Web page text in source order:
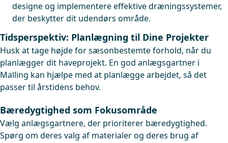
designe og implementere effektive dræningssystemer,
der beskytter dit udendørs område.
Tidsperspektiv: Planlægning til Dine Projekter
Husk at tage højde for sæsonbestemte forhold, når du
planlægger dit haveprojekt. En god anlægsgartner i
Malling kan hjælpe med at planlægge arbejdet, så det
passer til årstidens behov.
Bæredygtighed som Fokusområde
Vælg anlægsgartnere, der prioriterer bæredygtighed.
Spørg om deres valg af materialer og deres brug af